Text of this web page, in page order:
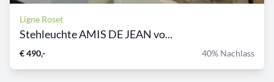
Ligne Roset
Stehleuchte AMIS DE JEAN vo...
€ 490,- 40% Nachlass